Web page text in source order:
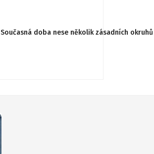
Současná doba nese několik zásadních